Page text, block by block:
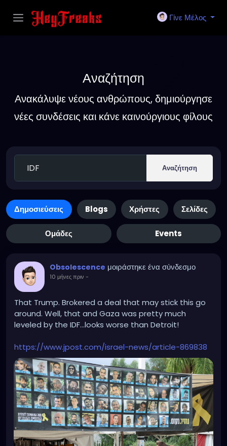
Γίνε Μέλος
Αναζήτηση
Ανακάλυψε νέους ανθρώπους, δημιούργησε
νέες συνδέσεις και κάνε καινούργιους φίλους
Αναζήτηση
Δημοσιεύσεις Blogs Χρήστες Σελίδες
Ομάδες Events
Obsolescence μοιράστηκε ένα σύνδεσμο
10 μήνες πριν -
That Trump. Brokered a deal that may stick this go
around. Well, that and Gaza was pretty much
leveled by the IDF...looks worse than Detroit!
https://www.jpost.com/israel-news/article-869838